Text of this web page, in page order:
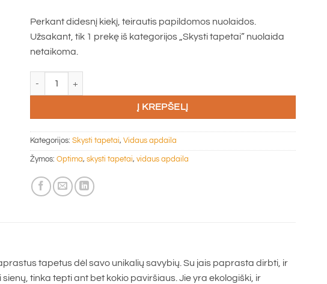
Perkant didesnį kiekį, teirautis papildomos nuolaidos.
Užsakant, tik 1 prekę iš kategorijos „Skysti tapetai” nuolaida
netaikoma.
Į KREPŠELĮ
Kategorijos: Skysti tapetai, Vidaus apdaila
Žymos: Optima, skysti tapetai, vidaus apdaila
tapetus dėl savo unikalių savybių. Su jais paprasta dirbti, ir
tinka tepti ant bet kokio paviršiaus. Jie yra ekologiški, ir